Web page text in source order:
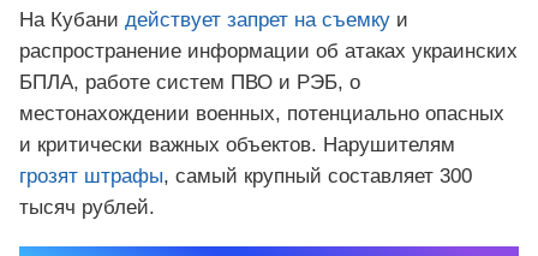
На Кубани действует запрет на съемку и
распространение информации об атаках украинских
БПЛА, работе систем ПВО и РЭБ, о
местонахождении военных, потенциально опасных
и критически важных объектов. Нарушителям
грозят штрафы, самый крупный составляет 300
тысяч рублей.